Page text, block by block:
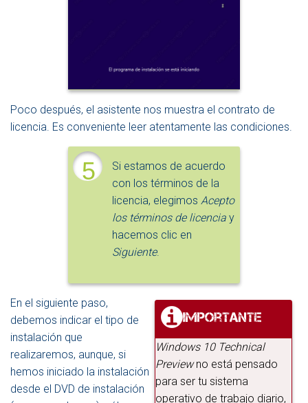
Poco después, el asistente nos muestra el contrato de
licencia. Es conveniente leer atentamente las condiciones.
5
Si estamos de acuerdo
con los términos de la
licencia, elegimos Acepto
los términos de licencia y
hacemos clic en
Siguiente.
Windows 10 Technical
Previewno está pensado
para ser tu sistema
operativo de trabajo diario,
En el siguiente paso,
debemos indicar el tipo de
instalación que
realizaremos, aunque, si
hemos iniciado la instalación
desde el DVD de instalación